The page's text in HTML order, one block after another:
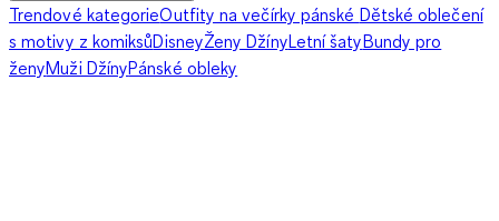
Trendové kategorieOutfity na večírky pánské Dětské oblečení
s motivy z komiksůDisneyŽeny DžínyLetní šatyBundy pro
ženyMuži DžínyPánské obleky